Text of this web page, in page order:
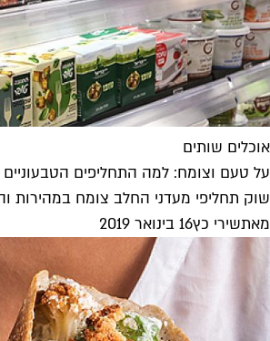
אוכלים שותים
על טעם וצומח: למה התחליפים
שוק תחליפי מעדני החלב צומח במהירות
מאתשירי כץ16 בינואר 2019